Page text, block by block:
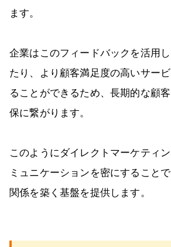
ます。
企業はこのフィードバックを活用
たり、より顧客満足度の高いサー
ることができるため、長期的な顧
保に繋がります。
このようにダイレクトマーケティ
ミュニケーションを密にすること
関係を築く基盤を提供します。